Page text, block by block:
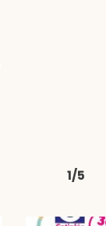
1/5